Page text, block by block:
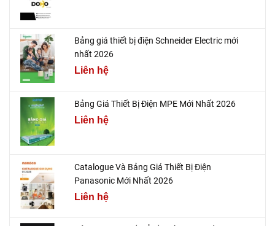
Bảng giá thiết bị điện Schneider Electric mới
nhất 2026
Liên hệ
Bảng Giá Thiết Bị Điện MPE Mới Nhất 2026
Liên hệ
Catalogue Và Bảng Giá Thiết Bị Điện
Panasonic Mới Nhất 2026
Liên hệ